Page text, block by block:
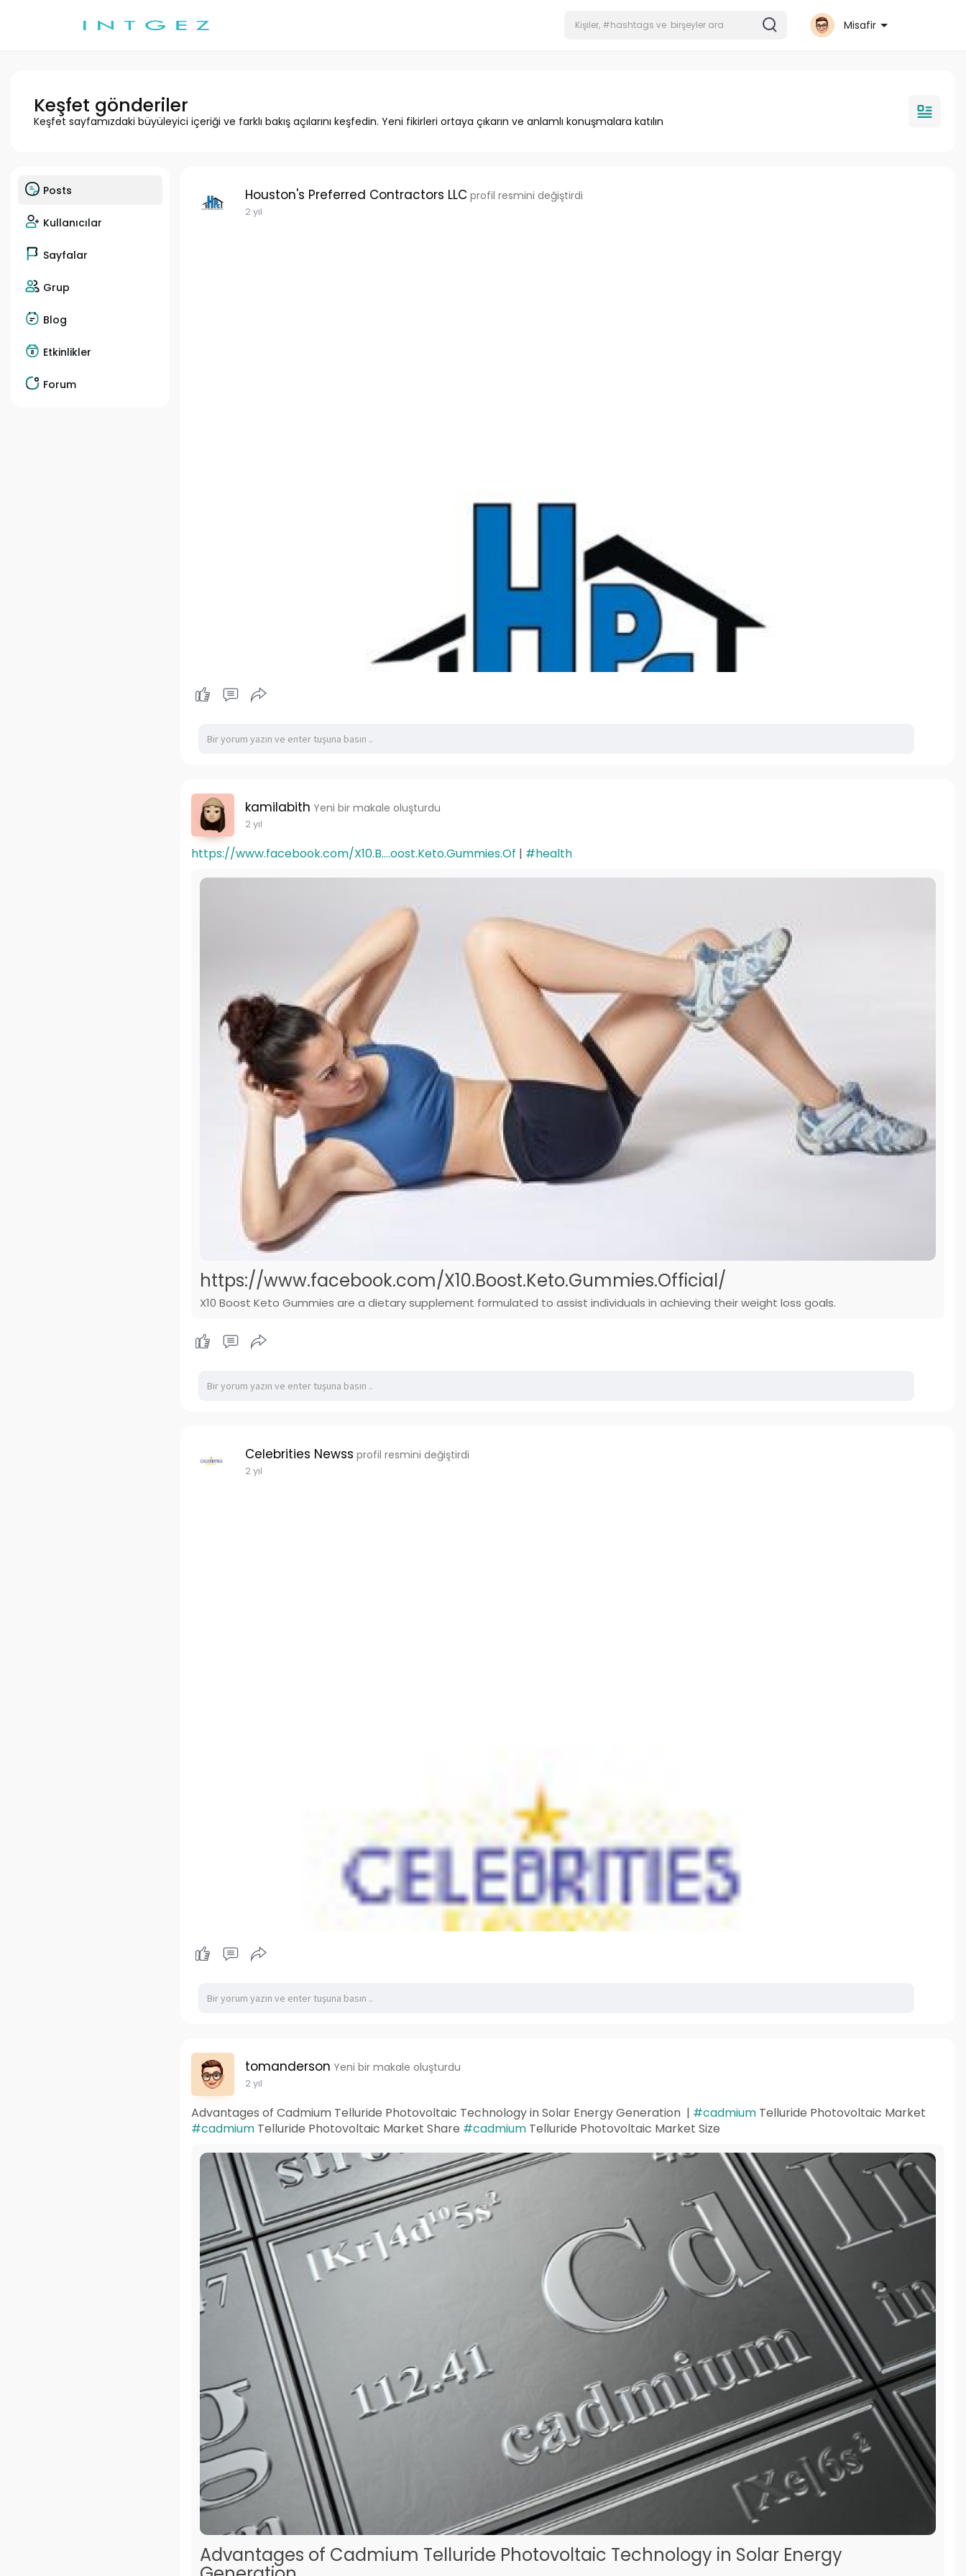
Misafir
Keşfet gönderiler
Keşfet sayfamızdaki büyüleyici içeriği ve farklı bakış açılarını keşfedin. Yeni fikirleri ortaya çıkarın ve anlamlı konuşmalara katılın
Posts
Kullanıcılar
Sayfalar
Grup
Blog
Etkinlikler
Forum
Houston's Preferred Contractors LLC profil resmini değiştirdi
2 yıl
kamilabith Yeni bir makale oluşturdu
2 yıl
https://www.facebook.com/X10.B....oost.Keto.Gummies.Of | #health
https://www.facebook.com/X10.Boost.Keto.Gummies.Official/
X10 Boost Keto Gummies are a dietary supplement formulated to assist individuals in achieving their weight loss goals.
Celebrities Newss profil resmini değiştirdi
2 yıl
tomanderson Yeni bir makale oluşturdu
2 yıl
Advantages of Cadmium Telluride Photovoltaic Technology in Solar Energy Generation | #cadmiumTelluride Photovoltaic Market
#cadmiumTelluride Photovoltaic Market Share #cadmiumTelluride Photovoltaic Market Size
Advantages of Cadmium Telluride Photovoltaic Technology in Solar Energy